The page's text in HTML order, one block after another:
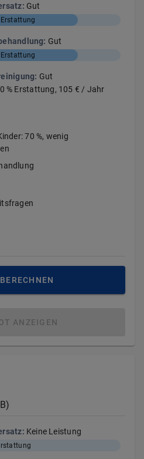
: Gut
Erstattung
: Gut
Erstattung
: Gut
% Erstattung, 105 € / Jahr
70 %, wenig
ANZEIGEN
: Keine Leistung